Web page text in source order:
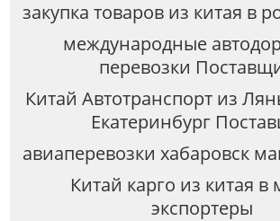
закупка товаров из китая в
международные
перевозки
Китай Автотранспорт из
Екатеринбург
авиаперевозки хабаровск
Китай карго из китая в
экспортеры